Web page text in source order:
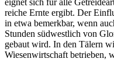
eignet sich für alle
reiche Ernte ergibt. Der
in etwa bemerkbar, wenn
Stunden südwestlich von
gebaut wird. In den Tälern
Wiesenwirtschaft betrieben,